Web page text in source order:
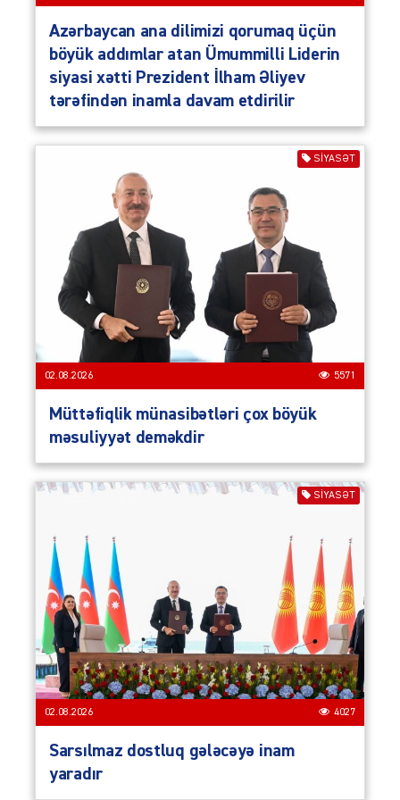
Azərbaycan ana dilimizi qorumaq üçün
böyük addımlar atan Ümummilli Liderin
siyasi xətti Prezident İlham Əliyev
tərəfindən inamla davam etdirilir
SIYASƏT
02.08.2026 5571
Müttəfiqlik münasibətləri çox böyük
məsuliyyət deməkdir
SIYASƏT
02.08.2026 4027
Sarsılmaz dostluq gələcəyə inam
yaradır